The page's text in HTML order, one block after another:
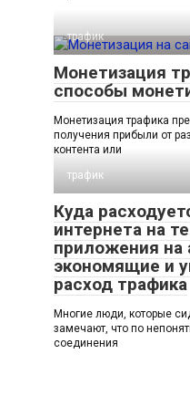
трафик
Монетизация
способы
Монетизация трафика
получения прибыли от
контента или
трафик
Куда
интернета на
приложения на
экономящие и
расход трафика
Многие люди, которые
замечают, что по
соединения